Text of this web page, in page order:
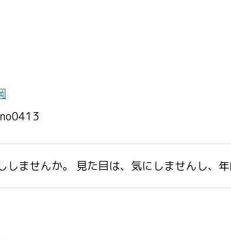
しませんか。 見た目は、気にしませんし、